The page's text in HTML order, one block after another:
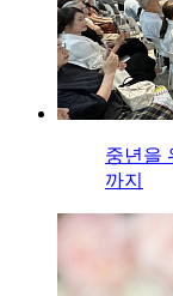
중년을
까지